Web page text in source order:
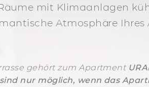
mit Klimaanlagen
Atmosphäre
gehört zum Apartment
nur möglich, wenn das